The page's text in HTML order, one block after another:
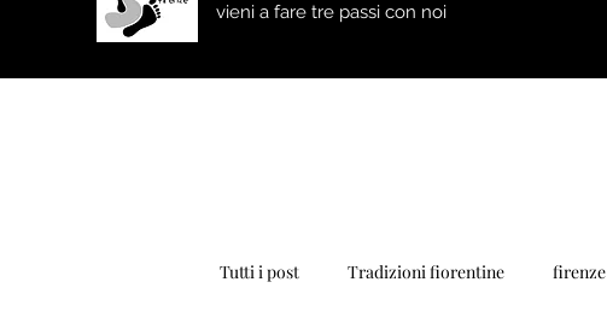
vieni a fare tre passi con noi
Tutti i post Tradizioni fiorentine firenze